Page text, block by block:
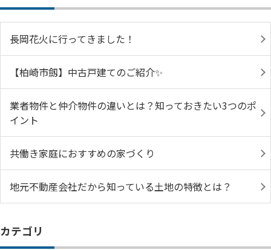
長岡花火に行ってきました！
【柏崎市劔】中古戸建てのご紹介✨
業者物件と仲介物件の違いとは？知っておきたい3つのポ
イント
共働き家庭におすすめの家づくり
地元不動産会社だから知っている土地の特徴とは？
カテゴリ